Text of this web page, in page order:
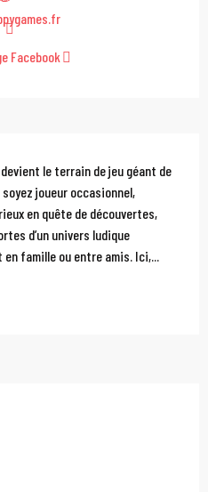
Facebook
le terrain de jeu géant de
joueur occasionnel,
en quête de découvertes,
d’un univers ludique
famille ou entre amis. Ici,...